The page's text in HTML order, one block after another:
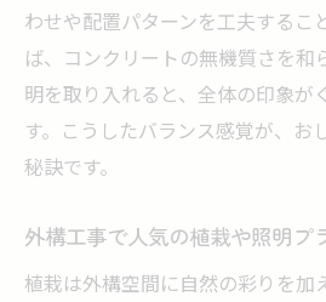
わせや配置パターンを工夫するこ
ば、コンクリートの無機質さを和
明を取り入れると、全体の印象が
す。こうしたバランス感覚が、お
秘訣です。
外構工事で人気の植栽や照明プ
植栽は外構空間に自然の彩りを加